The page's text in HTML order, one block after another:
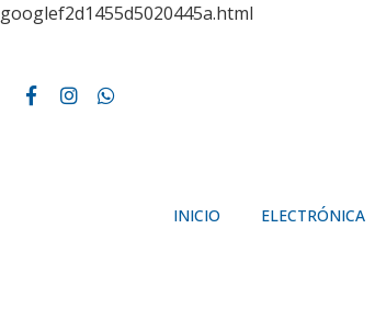
googlef2d1455d5020445a.html
INICIO ELECTRÓNICA